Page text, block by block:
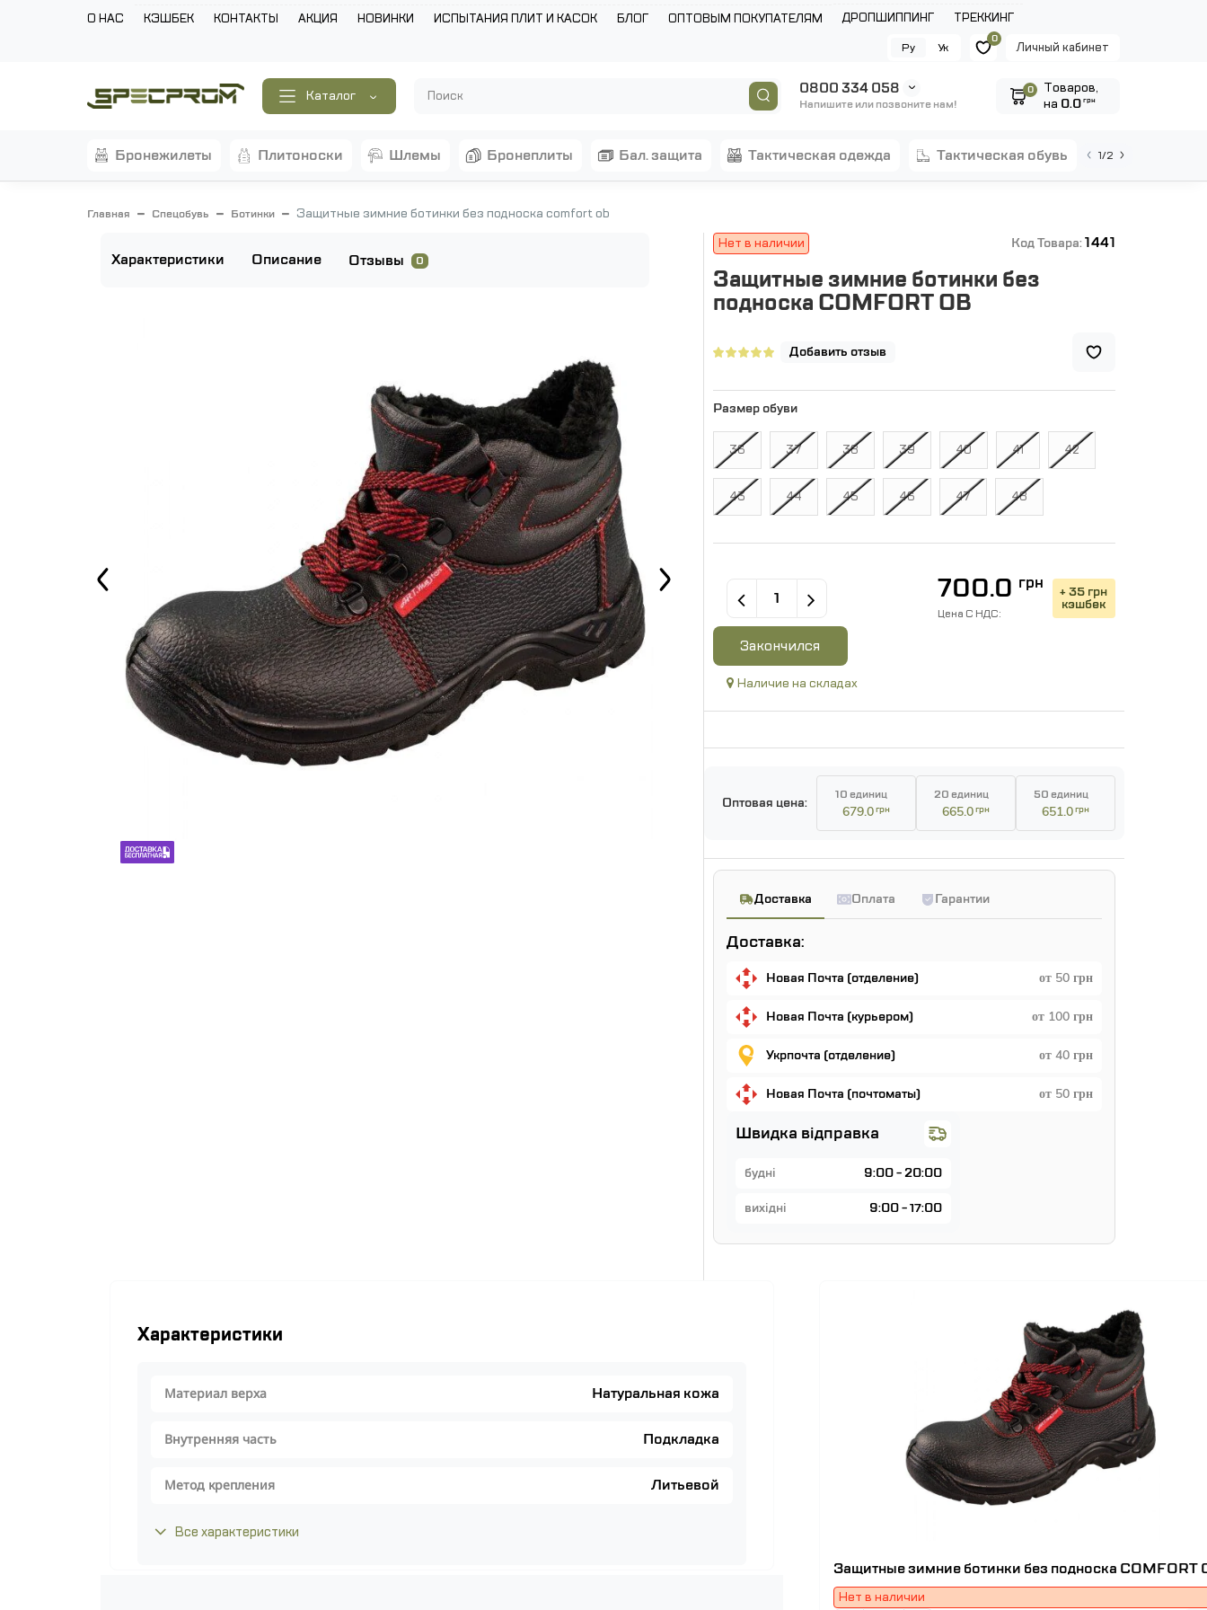
О НАС КЭШБЕК КОНТАКТЫ АКЦИЯ НОВИНКИ ИСПЫТАНИЯ ПЛИТ И КАСОК БЛОГ ОПТОВЫМ ПОКУПАТЕЛЯМ ДРОПШИППИНГ
ТРЕККИНГ
Личный кабинет
0
Ру Ук
Каталог 0800 334 058
Напишите или позвоните нам!
0
Tоваров,
на 0.0грн
бронежилеты плитоноски шлемы бронеплиты бал. защита тактическая одежда тактическая обувь 1/2
Главная Спецобувь Ботинки Защитные зимние ботинки без подноска comfort ob
Характеристики Описание Отзывы 0
Нет в наличии Код Товара:1441
Защитные зимние ботинки без
подноска COMFORT OB
Добавить отзыв
Размер обуви
36 37 38 39 40 41 42
43 44 45 46 47 48
700.0 грн
Цена C НДС:
+ 35 грн
кэшбек
Закончился
Наличие на складах
Оптовая цена: 10 единиц
679.0грн
20 единиц
665.0грн
50 единиц
651.0грн
Доставка Оплата Гарантии
Доставка:
Новая Почта (отделение) от 50 грн
Новая Почта (курьером) от 100 грн
Укрпочта (отделение) от 40 грн
Новая Почта (почтоматы) от 50 грн
Швидка відправка
будні 9:00 - 20:00
вихідні 9:00 - 17:00
Характеристики
Материал верха Натуральная кожа
Внутренняя часть Подкладка
Метод крепления Литьевой
Все характеристики
Защитные зимние ботинки без подноска COMFORT
Нет в наличии